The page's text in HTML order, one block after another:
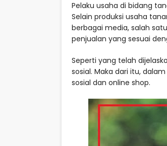
Pelaku usaha di bidang
Selain produksi usaha
berbagai media, salah
penjualan yang sesuai
Seperti yang telah
sosial. Maka dari itu,
sosial dan online shop.